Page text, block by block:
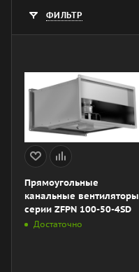
ФИЛЬТР
Прямоугольные
канальные вентиляторы
серии ZFPN 100-50-4SD
Достаточно